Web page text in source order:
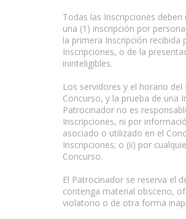
Todas las Inscripciones
una (1) inscripción por
la primera Inscripción recibida
Inscripciones, o de la
ininteligibles.
Los servidores y el horario
Concurso, y la prueba de una
Patrocinador no es
Inscripciones, ni por
asociado o utilizado en el
Inscripciones; o (ii) por
Concurso.
El Patrocinador se reserva el
contenga material obsceno,
violatorio o de otra forma